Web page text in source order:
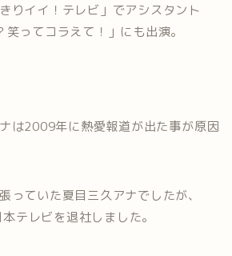
りイイ！テレビ」でアシスタント
笑ってコラえて！」にも出演。
は2009年に熱愛報道が出た事が原因
っていた夏目三久アナでしたが、
テレビを退社しました。